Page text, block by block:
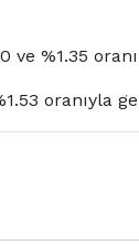
%1.35
oranıyla